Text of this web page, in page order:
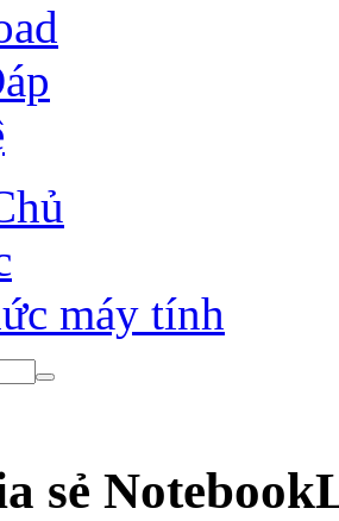
máy tính
sẻ